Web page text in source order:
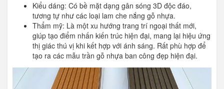
Kiểu dáng: Có bề mặt dạng gân sóng 3D độc đáo,
tương tự như các loại lam che nắng gỗ nhựa.
Thẩm mỹ: Là một xu hướng trang trí ngoại thất mới,
giúp tạo điểm nhấn kiến trúc hiện đại, mang lại hiệu ứng
thị giác thú vị khi kết hợp với ánh sáng. Rất phù hợp để
tạo ra các mẫu trần gỗ nhựa ban công đẹp hiện đại.